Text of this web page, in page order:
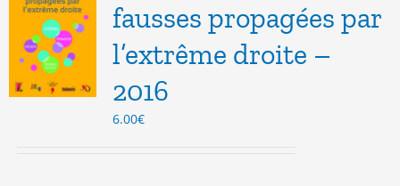
fausses propagées par
l’extrême droite –
2016
6.00€